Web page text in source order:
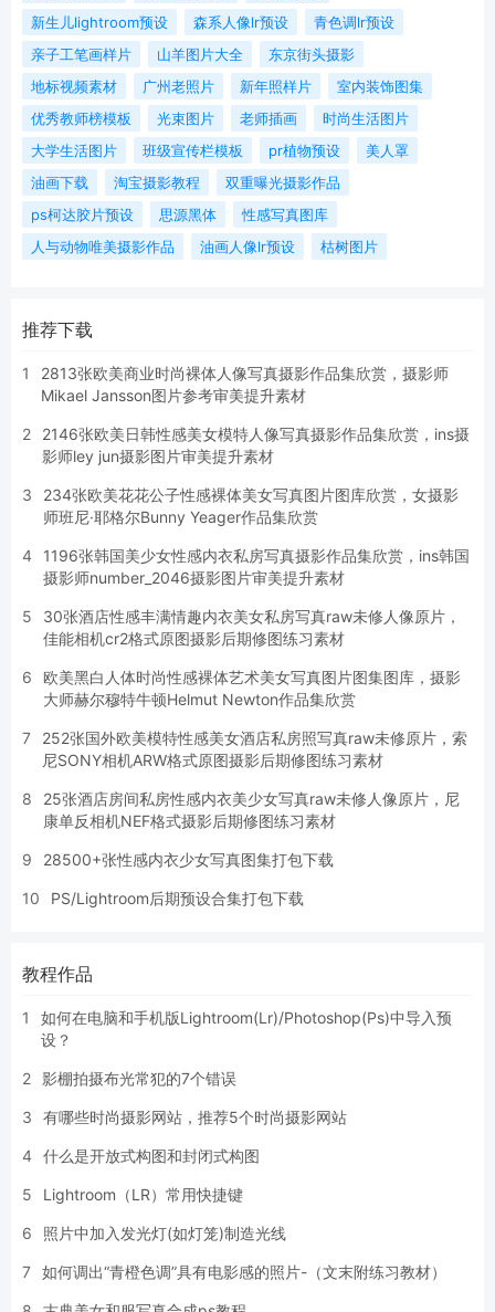
新生儿lightroom预设
森系人像lr预设
青色调lr预设
亲子工笔画样片
山羊图片大全
东京街头摄影
地标视频素材
广州老照片 新年照样片
室内装饰图集
优秀教师榜模板
光束图片 老师插画
时尚生活图片
大学生活图片
班级宣传栏模板 pr植物预设
美人罩
油画下载
淘宝摄影教程
双重曝光摄影作品
ps柯达胶片预设
思源黑体
性感写真图库
人与动物唯美摄影作品
油画人像lr预设 枯树图片
推荐下载
1
2813张欧美商业时尚裸体人像写真摄影作品集欣赏，摄影师
Mikael Jansson图片参考审美提升素材
2
2146张欧美日韩性感美女模特人像写真摄影作品集欣赏，ins摄
影师ley jun摄影图片审美提升素材
3
234张欧美花花公子性感裸体美女写真图片图库欣赏，女摄影
师班尼·耶格尔Bunny Yeager作品集欣赏
4
1196张韩国美少女性感内衣私房写真摄影作品集欣赏，ins韩国
摄影师number_2046摄影图片审美提升素材
5
30张酒店性感丰满情趣内衣美女私房写真raw未修人像原片，
佳能相机cr2格式原图摄影后期修图练习素材
6
欧美黑白人体时尚性感裸体艺术美女写真图片图集图库，摄影
大师赫尔穆特牛顿Helmut Newton作品集欣赏
7
252张国外欧美模特性感美女酒店私房照写真raw未修原片，索
尼SONY相机ARW格式原图摄影后期修图练习素材
8
25张酒店房间私房性感内衣美少女写真raw未修人像原片，尼
康单反相机NEF格式摄影后期修图练习素材
9 28500+张性感内衣少女写真图集打包下载
10 PS/Lightroom后期预设合集打包下载
教程作品
1
如何在电脑和手机版Lightroom(Lr)/Photoshop(Ps)中导入预
设？
2 影棚拍摄布光常犯的7个错误
3 有哪些时尚摄影网站，推荐5个时尚摄影网站
4 什么是开放式构图和封闭式构图
5 Lightroom（LR）常用快捷键
6 照片中加入发光灯(如灯笼)制造光线
7 如何调出“青橙色调”具有电影感的照片-（文末附练习教材）